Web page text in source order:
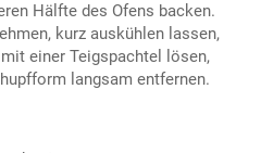
Hälfte des Ofens backen.
kurz auskühlen lassen,
einer Teigspachtel lösen,
langsam entfernen.